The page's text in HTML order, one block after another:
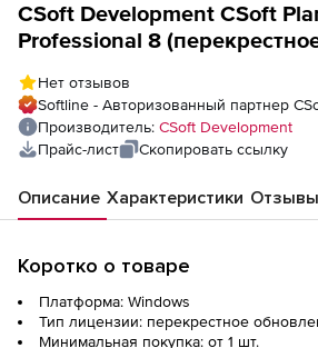
CSoft Development CSoft
Professional 8
сетевая лицензия,
Нет отзывов
Softline - Авторизованный партнер
Производитель: CSoft Development
Прайс-лист
Скопировать ссылку
Описание Характеристики Отзывы
Коротко о товаре
Платформа: Windows
Тип лицензии: перекрестное
Минимальная покупка: от 1 шт.